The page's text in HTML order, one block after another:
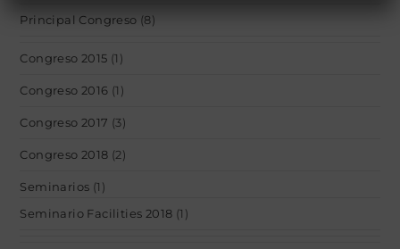
Principal Congreso (8)
Congreso 2015 (1)
Congreso 2016 (1)
Congreso 2017 (3)
Congreso 2018 (2)
Seminarios (1)
Seminario Facilities 2018 (1)